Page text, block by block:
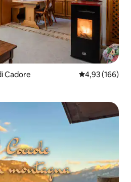
Cadore Gemiddelde
4,93 (166)